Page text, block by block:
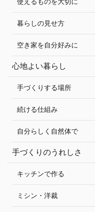
暮らしの見せ方
空き家を自分好みに
心地よい暮らし
手づくりする場所
続ける仕組み
自分らしく自然体で
手づくりのうれしさ
キッチンで作る
ミシン・洋裁